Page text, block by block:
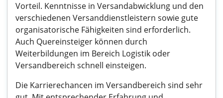
Vorteil. Kenntnisse in Versandabwicklung und den
verschiedenen Versanddienstleistern sowie gute
organisatorische Fähigkeiten sind erforderlich.
Auch Quereinsteiger können durch
Weiterbildungen im Bereich Logistik oder
Versandbereich schnell einsteigen.
Die Karrierechancen im Versandbereich sind sehr